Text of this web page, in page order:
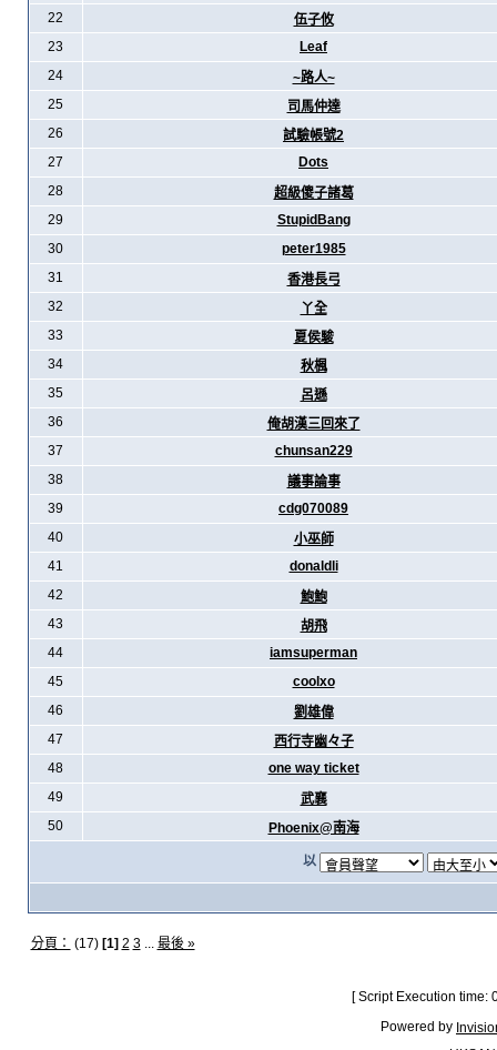
22
伍子攸
23
Leaf
24
~路人~
25
司馬仲達
26
試驗帳號2
27
Dots
28
超級傻子諸葛
29
StupidBang
30
peter1985
31
香港長弓
32
丫全
33
夏侯駿
34
秋楓
35
呂遜
36
俺胡漢三回來了
37
chunsan229
38
議事論事
39
cdg070089
40
小巫師
41
donaldli
42
鮑鮑
43
胡飛
44
iamsuperman
45
coolxo
46
劉雄偉
47
西行寺幽々子
48
one way ticket
49
武襄
50
Phoenix@南海
以
分頁： (17) [1] 2 3... 最後 »
[ Script Execution
Powered by